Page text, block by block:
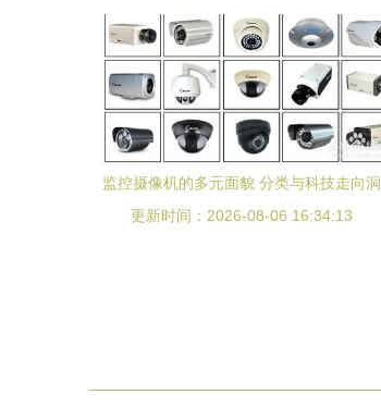
监控摄像机的多元面貌 分类与科技走向洞
察
更新时间：2026-08-06 16:34:13